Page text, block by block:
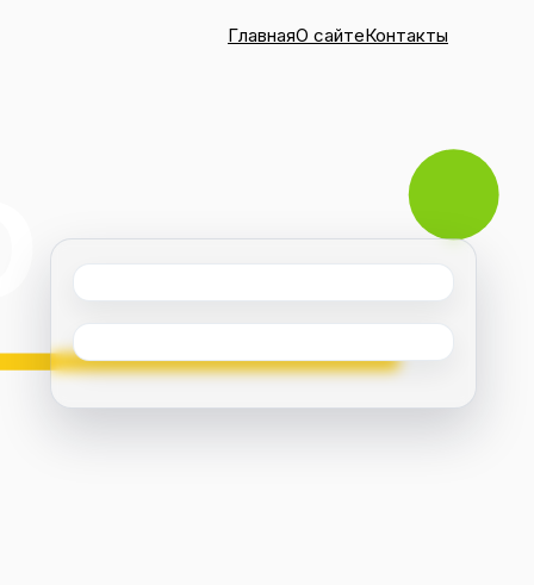
ГлавнаяО сайтеКонтакты